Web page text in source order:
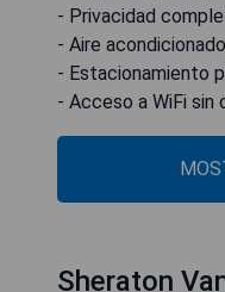
- Privacidad
- Aire acondicionado.
- Estacionamiento
- Acceso a WiFi sin
Sheraton